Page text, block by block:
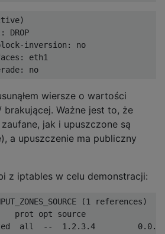
DROP
inversion: no
eth1
wiersze o wartości
brakującej. Ważne jest to, że
jak i upuszczone są
a upuszczenie ma publiczny
z iptables w celu demonstracji:
(1 references)
prot opt source
all  --  1.2.3.4